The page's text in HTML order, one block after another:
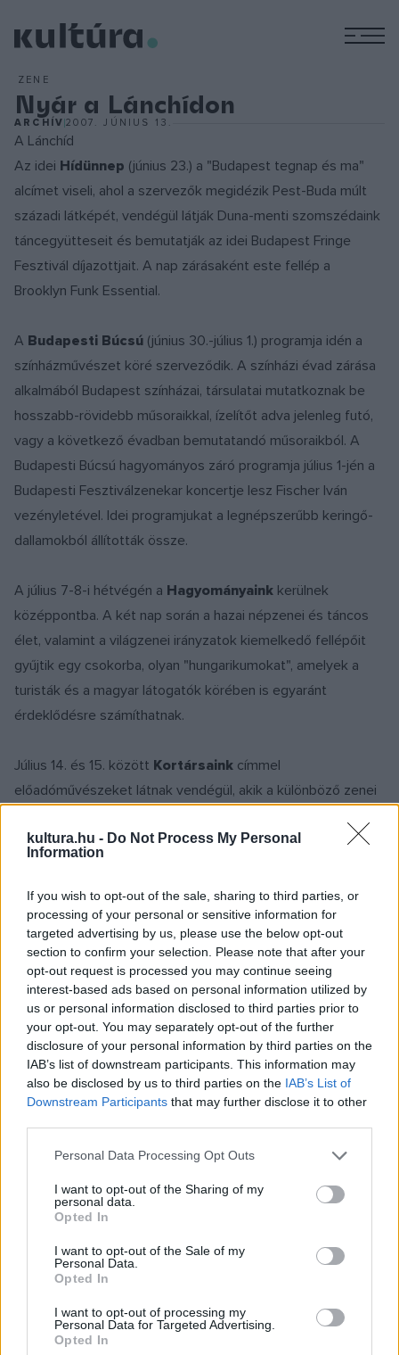
kultura.hu - Do Not Process My Personal
Information
If you wish to opt-out of the sale, sharing to third parties, or
processing of your personal or sensitive information for
targeted advertising by us, please use the below opt-out
section to confirm your selection. Please note that after your
opt-out request is processed you may continue seeing
interest-based ads based on personal information utilized by
us or personal information disclosed to third parties prior to
your opt-out. You may separately opt-out of the further
disclosure of your personal information by third parties on the
IAB’s list of downstream participants. This information may
also be disclosed by us to third parties on the IAB’s List of
Downstream Participants that may further disclose it to other
Please note that this website/app uses one or more Google
not limited to your visit or usage behaviour. You may click to
grant or deny consent to Google and its third-party tags to
use your data for below specified purposes in below Google
consent section.
Personal Data Processing Opt Outs
I want to opt-out of the Sharing of my
personal data.
Opted In
I want to opt-out of the Sale of my
Personal Data.
Opted In
I want to opt-out of processing my
Personal Data for Targeted Advertising.
Opted In
ZENE
Nyár a Lánchídon
ARCHÍV2007. JÚNIUS 13.
A Lánchíd
Az idei Hídünnep (június 23.) a "Budapest tegnap és ma"
alcímet viseli, ahol a szervezők megidézik Pest-Buda múlt
századi látképét, vendégül látják Duna-menti szomszédaink
táncegyütteseit és bemutatják az idei Budapest Fringe
Fesztivál díjazottjait. A nap zárásaként este fellép a
Brooklyn Funk Essential.
A Budapesti Búcsú (június 30.-július 1.) programja idén a
színházművészet köré szerveződik. A színházi évad zárása
alkalmából Budapest színházai, társulatai mutatkoznak be
hosszabb-rövidebb műsoraikkal, ízelítőt adva jelenleg futó,
vagy a következő évadban bemutatandó műsoraikból. A
Budapesti Búcsú hagyományos záró programja július 1-jén a
Budapesti Fesztiválzenekar koncertje lesz Fischer Iván
vezényletével. Idei programjukat a legnépszerűbb keringő-
dallamokból állították össze.
A július 7-8-i hétvégén a Hagyományaink kerülnek
középpontba. A két nap során a hazai népzenei és táncos
élet, valamint a világzenei irányzatok kiemelkedő fellépőit
gyűjtik egy csokorba, olyan "hungarikumokat", amelyek a
turisták és a magyar látogatók körében is egyaránt
érdeklődésre számíthatnak.
Július 14. és 15. között Kortársaink címmel
előadóművészeket látnak vendégül, akik a különböző zenei
kelta, francia, kolumbiai hagyományos dallamokon át, a
A világzene július 21. és 22. között foglalja el a hidat a
Világok zenéjecímű rendezvénysorozattal. A népzenei
vagy egyéb tradicionális zenei alapokra épített jazzes,
könnyűzenei elemekkel hangszerelt, vagy átdolgozott
dallamokat játszó zenekarok és énekesek adnak egy-egy
koncertet ebben a két napban. Helyet kapnak a
Magyarországon élő nemzetiségek, különböző kultúrák és
más népek (spanyol, török stb.) népszerű fellépőinek
Július utolsó hétvégéjén az afro-amerikai zenei
hagyományokra épülő, a világban rendkívüli népszerűségnek
örvendő stílus hazai képviselőit hallhatják a Lánchídon,
címmel.
A komolyzenei hétvégére augusztus 4. és 5. között kerül
Komolyan és Könnyedén